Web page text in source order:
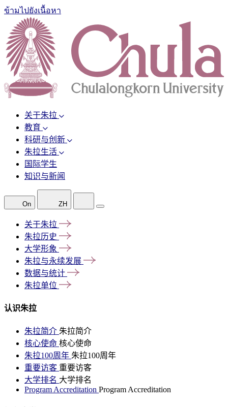
ข้ามไปยังเนื้อหา
关于朱拉
教育
科研与创新
朱拉生活
国际学生
知识与新闻
On ZH
关于朱拉
朱拉历史
大学形象
朱拉与永续发展
数据与统计
朱拉单位
认识朱拉
朱拉简介 朱拉简介
核心使命 核心使命
朱拉100周年 朱拉100周年
重要访客 重要访客
大学排名 大学排名
Program Accreditation Program Accreditation